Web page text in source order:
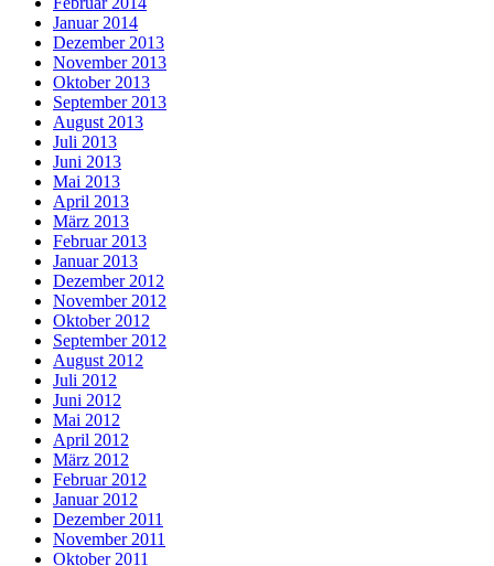
Januar 2014
Dezember 2013
November 2013
Oktober 2013
September 2013
August 2013
Juli 2013
Juni 2013
Mai 2013
April 2013
März 2013
Februar 2013
Januar 2013
Dezember 2012
November 2012
Oktober 2012
September 2012
August 2012
Juli 2012
Juni 2012
Mai 2012
April 2012
März 2012
Februar 2012
Januar 2012
Dezember 2011
November 2011
Oktober 2011